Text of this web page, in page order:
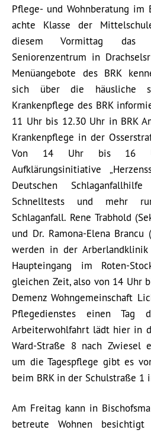
Pflege- und Wohnberatung im
achte Klasse der
diesem Vormittag das
Seniorenzentrum in
Menüangebote des BRK
sich über die häusliche
Krankenpflege des BRK
11 Uhr bis 12.30 Uhr in BRK
Krankenpflege in der
Von 14 Uhr bis 16
Aufklärungsinitiative
Deutschen
Schnelltests und mehr
Schlaganfall. Rene Trabhold
und Dr. Ramona-Elena
werden in der Arberlandklinik
Haupteingang im Roten-
gleichen Zeit, also von 14 Uhr
Demenz Wohngemeinschaft
Pflegedienstes einen Tag
Arbeiterwohlfahrt lädt hier in
Ward-Straße 8 nach Zwiesel
um die Tagespflege gibt es
beim BRK in der Schulstraße 1
Am Freitag kann in
betreute Wohnen